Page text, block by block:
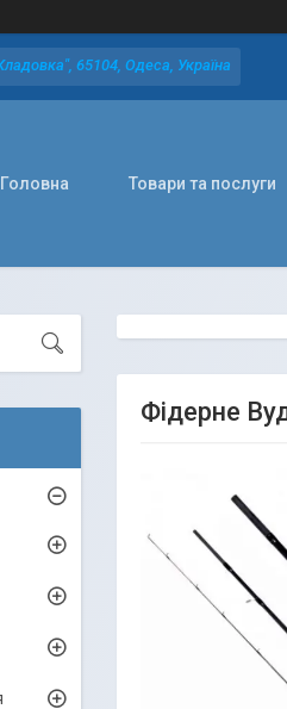
65104, Одеса, Україна
Головна Товари та послуги
Фідерне